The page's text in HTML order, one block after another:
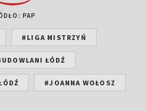
PAP
#LIGA MISTRZYŃ
ŁÓDŹ
#JOANNA WOŁOSZ